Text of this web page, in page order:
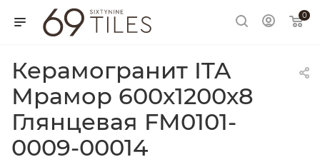
0
Керамогранит ITA
Мрамор 600х1200х8
Глянцевая FM0101-
0009-00014